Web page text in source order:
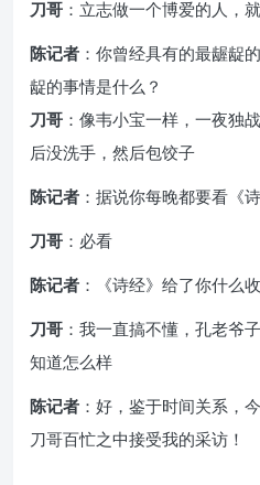
刀哥 ：立志做一个博爱的人，
陈记者 ：你曾经具有的最龌龊
龊的事情是什么？
刀哥 ：像韦小宝一样，一夜独
后没洗手，然后包饺子
陈记者 ：据说你每晚都要看《
刀哥 ：必看
陈记者 ：《诗经》给了你什么
刀哥 ：我一直搞不懂，孔老爷
知道怎么样
陈记者 ：好，鉴于时间关系，
刀哥百忙之中接受我的采访！